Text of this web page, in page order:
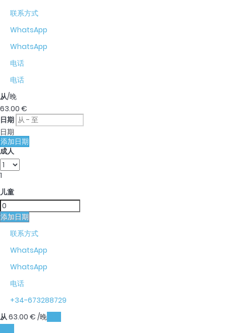
联系方式
WhatsApp
WhatsApp
电话
电话
从/晚
63.00 €
日期
日期
添加日期
成人
1
儿童
添加日期
联系方式
WhatsApp
WhatsApp
电话
+34-673288729
从63.00 € /晚